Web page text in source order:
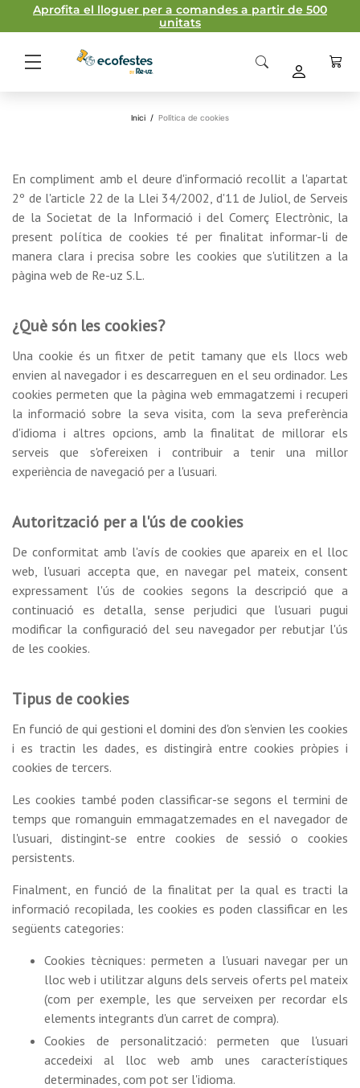
Aprofita el lloguer per a comandes a partir de 500
unitats
Inici / Política de cookies
En compliment amb el deure d'informació recollit a l'apartat
2º de l'article 22 de la Llei 34/2002, d'11 de Juliol, de Serveis
de la Societat de la Informació i del Comerç Electrònic, la
present política de cookies té per finalitat informar-li de
manera clara i precisa sobre les cookies que s'utilitzen a la
pàgina web de Re-uz S.L.
¿Què són les cookies?
Una cookie és un fitxer de petit tamany que els llocs web
envien al navegador i es descarreguen en el seu ordinador. Les
cookies permeten que la pàgina web emmagatzemi i recuperi
la informació sobre la seva visita, com la seva preferència
d'idioma i altres opcions, amb la finalitat de millorar els
serveis que s'ofereixen i contribuir a tenir una millor
experiència de navegació per a l'usuari.
Autorització per a l'ús de cookies
De conformitat amb l'avís de cookies que apareix en el lloc
web, l'usuari accepta que, en navegar pel mateix, consent
expressament l'ús de cookies segons la descripció que a
continuació es detalla, sense perjudici que l'usuari pugui
modificar la configuració del seu navegador per rebutjar l'ús
de les cookies.
Tipus de cookies
En funció de qui gestioni el domini des d'on s'envien les cookies
i es tractin les dades, es distingirà entre cookies pròpies i
cookies de tercers.
Les cookies també poden classificar-se segons el termini de
temps que romanguin emmagatzemades en el navegador de
l'usuari, distingint-se entre cookies de sessió o cookies
persistents.
Finalment, en funció de la finalitat per la qual es tracti la
informació recopilada, les cookies es poden classificar en les
següents categories:
Cookies tècniques: permeten a l'usuari navegar per un
lloc web i utilitzar alguns dels serveis oferts pel mateix
(com per exemple, les que serveixen per recordar els
elements integrants d'un carret de compra).
Cookies de personalització: permeten que l'usuari
accedeixi al lloc web amb unes característiques
determinades, com pot ser l'idioma.